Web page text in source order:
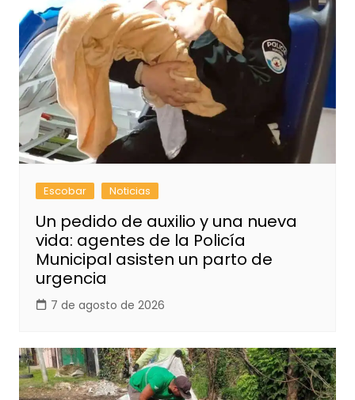
Escobar Noticias
Un pedido de auxilio y una nueva
vida: agentes de la Policía
Municipal asisten un parto de
urgencia
7 de agosto de 2026